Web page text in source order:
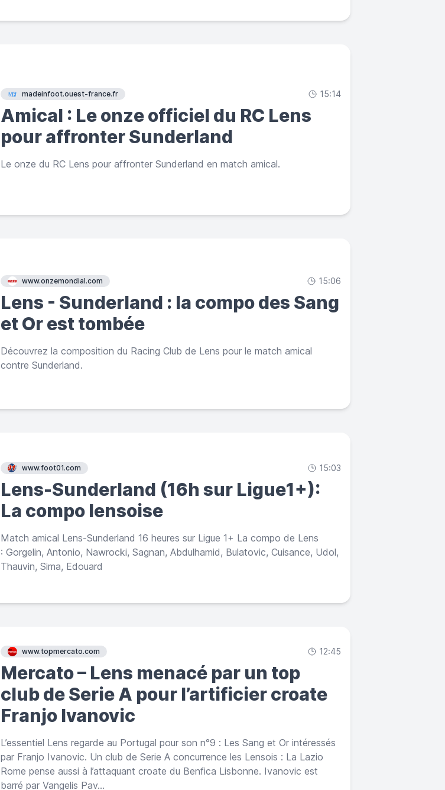
madeinfoot.ouest-france.fr 15:14
Amical : Le onze officiel du RC Lens
pour affronter Sunderland
Le onze du RC Lens pour affronter Sunderland en match amical.
www.onzemondial.com 15:06
Lens - Sunderland : la compo des Sang
et Or est tombée
Découvrez la composition du Racing Club de Lens pour le match amical
contre Sunderland.
www.foot01.com 15:03
Lens-Sunderland (16h sur Ligue1+):
La compo lensoise
Match amical Lens-Sunderland 16 heures sur Ligue 1+ La compo de Lens
: Gorgelin, Antonio, Nawrocki, Sagnan, Abdulhamid, Bulatovic, Cuisance, Udol,
Thauvin, Sima, Edouard
www.topmercato.com 12:45
Mercato – Lens menacé par un top
club de Serie A pour l’artificier croate
Franjo Ivanovic
L’essentiel Lens regarde au Portugal pour son n°9 : Les Sang et Or intéressés
par Franjo Ivanovic. Un club de Serie A concurrence les Lensois : La Lazio
Rome pense aussi à l’attaquant croate du Benfica Lisbonne. Ivanovic est
barré par Vangelis Pav...